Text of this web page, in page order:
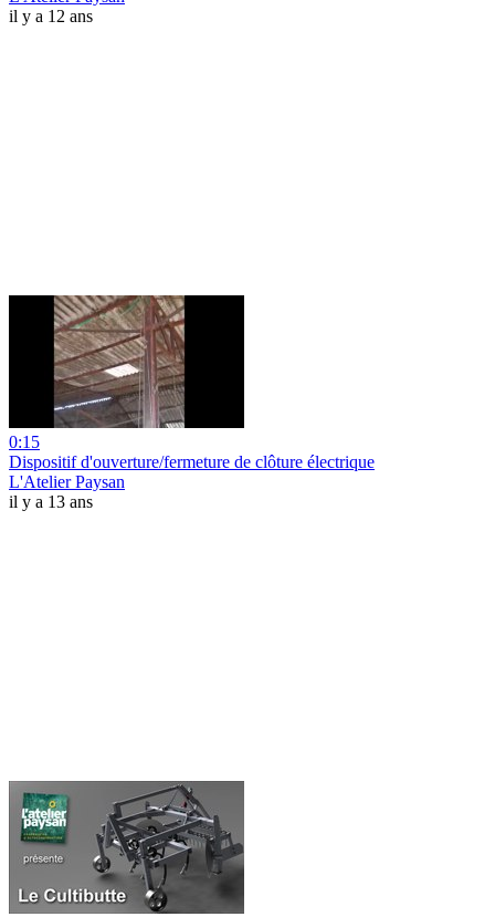
il y a 12 ans
0:15
Dispositif d'ouverture/fermeture de clôture électrique
L'Atelier Paysan
il y a 13 ans